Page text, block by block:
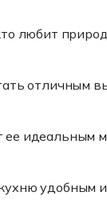
любит
отличным
ее идеальным
кухню удобным